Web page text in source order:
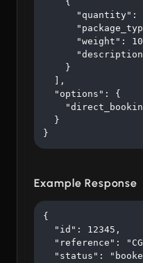
"quantity":
"weight":
    }
  ],
  "options": {
  }
}
Example Response
{
  "id": 12345,
"reference":
"status":